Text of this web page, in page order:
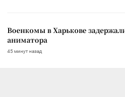
Военкомы в Харькове
аниматора
45 минут назад